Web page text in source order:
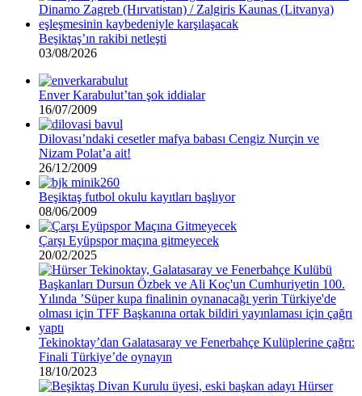
Beşiktaş’ın rakibi netleşti
03/08/2026
Enver Karabulut’tan şok iddialar
16/07/2009
Dilovası’ndaki cesetler mafya babası Cengiz Nurçin ve
Nizam Polat’a ait!
26/12/2009
Beşiktaş futbol okulu kayıtları başlıyor
08/06/2009
Çarşı Eyüpspor maçına gitmeyecek
20/02/2025
Tekinoktay’dan Galatasaray ve Fenerbahçe Kulüplerine çağrı:
Finali Türkiye’de oynayın
18/10/2023